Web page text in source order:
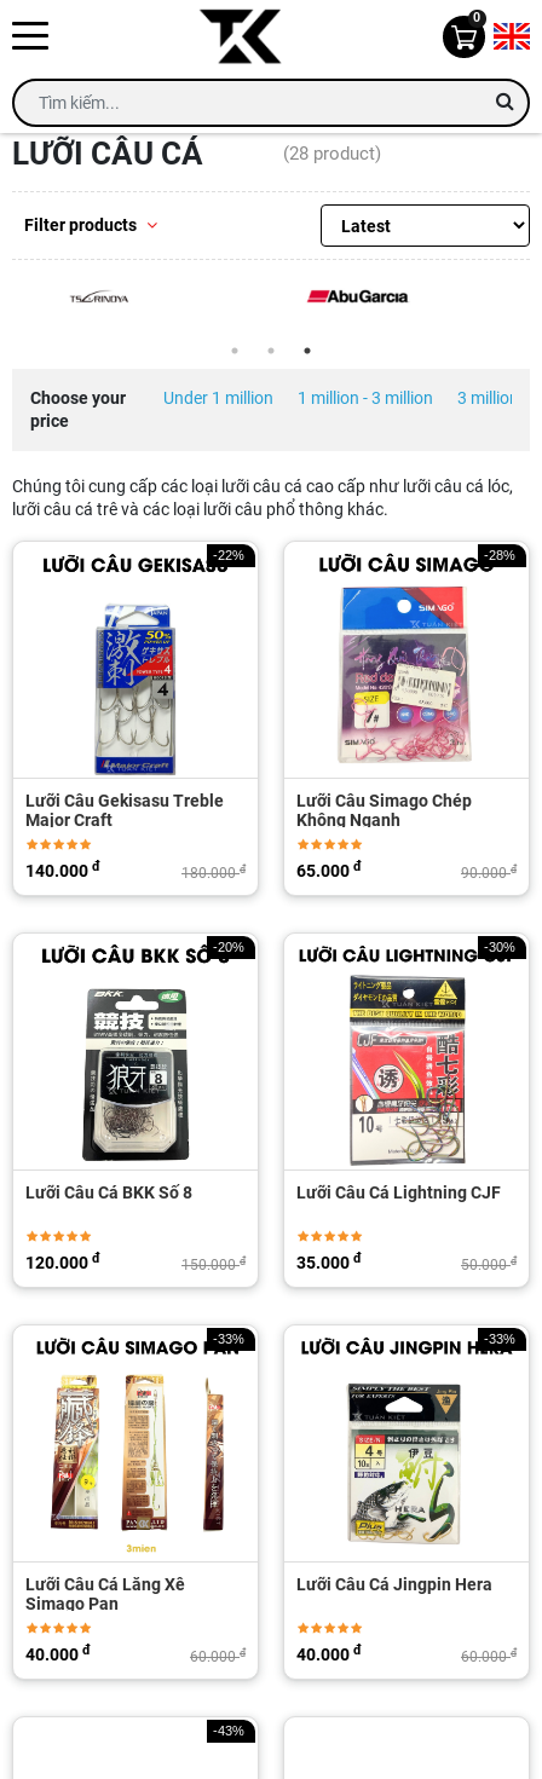
0
Home Lưỡi câu cá
LƯỠI CÂU CÁ (28 product)
Filter products
Choose your
price
Under 1 million 1 million - 3 million 3 million -
Chúng tôi cung cấp các loại lưỡi câu cá cao cấp như lưỡi câu cá lóc,
lưỡi câu cá trê và các loại lưỡi câu phổ thông khác.
-22%
Lưỡi Câu Gekisasu Treble
Major Craft
180.000đ
140.000 đ
-28%
Lưỡi Câu Simago Chép
Không Ngạnh
90.000đ
65.000 đ
-20%
Lưỡi Câu Cá BKK Số 8
150.000đ
120.000 đ
-30%
Lưỡi Câu Cá Lightning CJF
50.000đ
35.000 đ
-33%
Lưỡi Câu Cá Lăng Xê
Simago Pan
60.000đ
40.000 đ
-33%
Lưỡi Câu Cá Jingpin Hera
60.000đ
40.000 đ
-43%